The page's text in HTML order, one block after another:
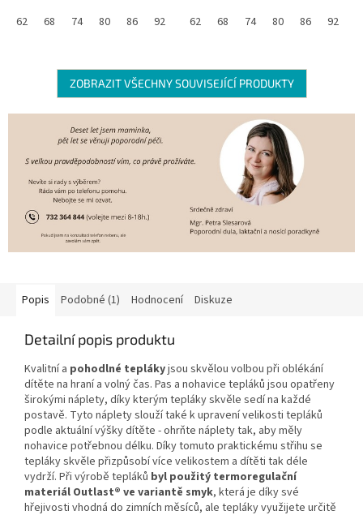
škrábalo...
62 68 74 80 86 92
komfortRegulace tělesné
62 68 74 80 86 92
ZOBRAZIT VŠECHNY SOUVISEJÍCÍ PRODUKTY
Popis Podobné (1) Hodnocení Diskuze
Detailní popis produktu
Kvalitní a pohodlné teplákyjsou skvělou volbou při oblékání
dítěte na hraní a volný čas. Pas a nohavice tepláků jsou opatřeny
širokými náplety, díky kterým tepláky skvěle sedí na každé
postavě. Tyto náplety slouží také k upravení velikosti tepláků
podle aktuální výšky dítěte - ohrňte náplety tak, aby měly
nohavice potřebnou délku. Díky tomuto praktickému střihu se
tepláky skvěle přizpůsobí více velikostem a dítěti tak déle
vydrží. Při výrobě tepláků byl použitý termoregulační
materiál Outlast® ve variantě smyk, která je díky své
hřejivosti vhodná do zimních měsíců, ale tepláky využijete určitě